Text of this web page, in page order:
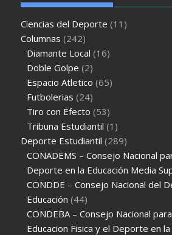
Ciencias del Deporte (11)
Columnas (242)
Diamante Local (16)
Doble Golpe (2)
Espacio Atletico (65)
Futbolerias (24)
Tiro con Efecto (53)
Tribuna Estudiantil (1)
Deporte Estudiantil (289)
CONADEMS – Consejo Nacional
Deporte en la Educación Media
CONDDE – Consejo Nacional del
Educación (44)
CONDEBA – Consejo Nacional
Educacion Fisica y el Deporte en